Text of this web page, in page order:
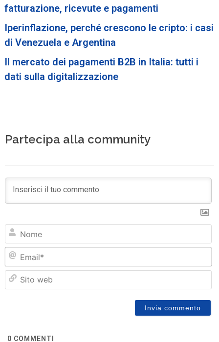
fatturazione, ricevute e pagamenti
Iperinflazione, perché crescono le cripto: i casi
di Venezuela e Argentina
Il mercato dei pagamenti B2B in Italia: tutti i
dati sulla digitalizzazione
Partecipa alla community
0 COMMENTI